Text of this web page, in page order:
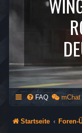
FAQ mChat
Startseite Foren-